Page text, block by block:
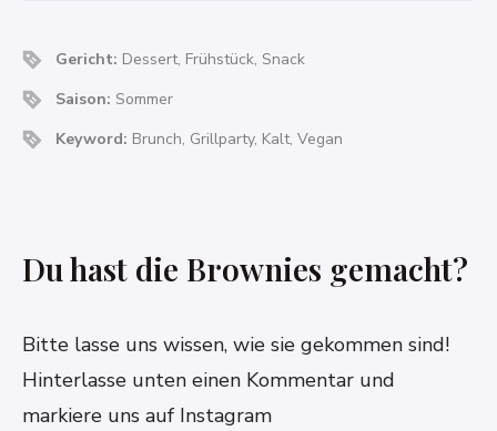
Gericht: Dessert, Frühstück, Snack
Saison: Sommer
Keyword: Brunch, Grillparty, Kalt, Vegan
Du hast die Brownies gemacht?
Bitte lasse uns wissen, wie sie gekommen sind!
Hinterlasse unten einen Kommentar und
markiere uns auf Instagram